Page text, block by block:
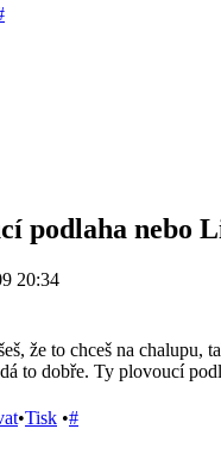
podlaha nebo
20:34
že to chceš na chalupu,
to dobře. Ty plovoucí
•Tisk •#